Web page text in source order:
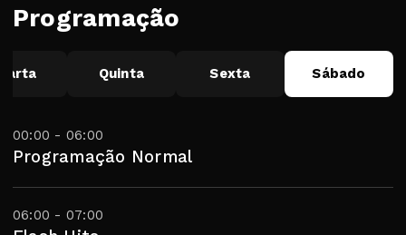
Programação
Quinta Sexta Sábado
00:00 - 06:00
Programação Normal
06:00 - 07:00